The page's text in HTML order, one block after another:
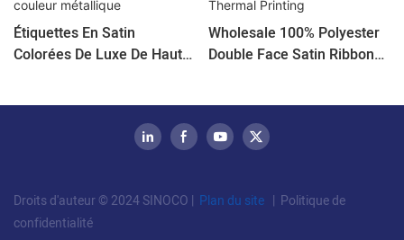
Étiquettes En Satin
Colorées De Luxe De Haute
Wholesale 100% Polyester
Double Face Satin Ribbon
Droits d'auteur © 2024 SINOCO | Plan du site | Politique de
confidentialité